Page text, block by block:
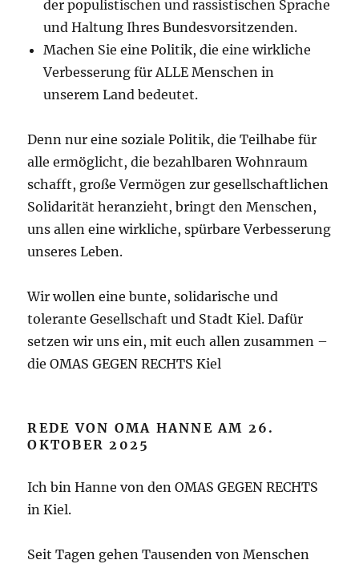
der populistischen und rassistischen Sprache
und Haltung Ihres Bundesvorsitzenden.
Machen Sie eine Politik, die eine wirkliche
Verbesserung für ALLE Menschen in
unserem Land bedeutet.
Denn nur eine soziale Politik, die Teilhabe für
alle ermöglicht, die bezahlbaren Wohnraum
schafft, große Vermögen zur gesellschaftlichen
Solidarität heranzieht, bringt den Menschen,
uns allen eine wirkliche, spürbare Verbesserung
unseres Leben.
Wir wollen eine bunte, solidarische und
tolerante Gesellschaft und Stadt Kiel. Dafür
setzen wir uns ein, mit euch allen zusammen –
die OMAS GEGEN RECHTS Kiel
REDE VON OMA HANNE AM 26.
OKTOBER 2025
Ich bin Hanne von den OMAS GEGEN RECHTS
in Kiel.
Seit Tagen gehen Tausenden von Menschen